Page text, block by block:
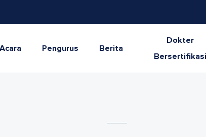
Acara Pengurus Berita
Dokter
Bersertifikasi